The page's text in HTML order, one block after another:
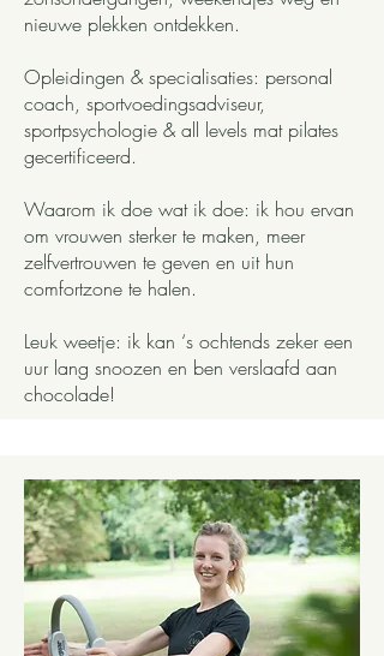
nieuwe plekken ontdekken.
Opleidingen & specialisaties: personal
coach, sportvoedingsadviseur,
sportpsychologie & all levels mat pilates
gecertificeerd.
Waarom ik doe wat ik doe: ik hou ervan
om vrouwen sterker te maken, meer
zelfvertrouwen te geven en uit hun
comfortzone te halen.
Leuk weetje: ik kan ‘s ochtends zeker een
uur lang snoozen en ben verslaafd aan
chocolade!